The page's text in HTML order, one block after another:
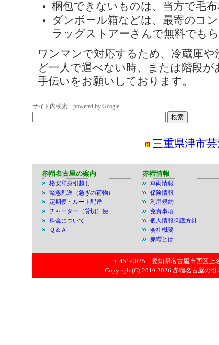
梱包できないものは、当方で毛
ダンボール箱などは、最寄のコ
ラッグストアーさんで無料でも
ワンマンで対応するため、冷蔵庫
ど一人で運べない時、または階段
手伝いをお願いしております。
サイト内検索 powered by Google
三重県津市
赤帽名古屋の案内
格安単身引越し
緊急配送（急ぎの荷物）
定期便・ルート配達
チャーター（貸切）便
料金について
Ｑ＆Ａ
赤帽情報
車両情報
保険情報
利用規約
免責事項
個人情報保護方針
会社概要
赤帽とは
〒451-0025 愛知県名古屋市西区上
Copyright(C) 2010-2026 赤帽名古屋の引